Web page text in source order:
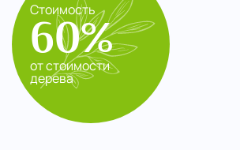
Стоимость
60%
от стоимости
дерева